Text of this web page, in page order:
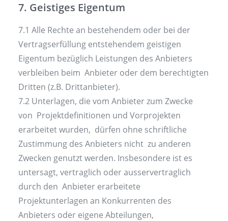
7. Geistiges Eigentum
7.1 Alle Rechte an bestehendem oder bei der
Vertragserfüllung entstehendem geistigen
Eigentum bezüglich Leistungen des Anbieters
verbleiben beim Anbieter oder dem berechtigten
Dritten (z.B. Drittanbieter).
7.2 Unterlagen, die vom Anbieter zum Zwecke
von Projektdefinitionen und Vorprojekten
erarbeitet wurden, dürfen ohne schriftliche
Zustimmung des Anbieters nicht zu anderen
Zwecken genutzt werden. Insbesondere ist es
untersagt, vertraglich oder ausservertraglich
durch den Anbieter erarbeitete
Projektunterlagen an Konkurrenten des
Anbieters oder eigene Abteilungen,